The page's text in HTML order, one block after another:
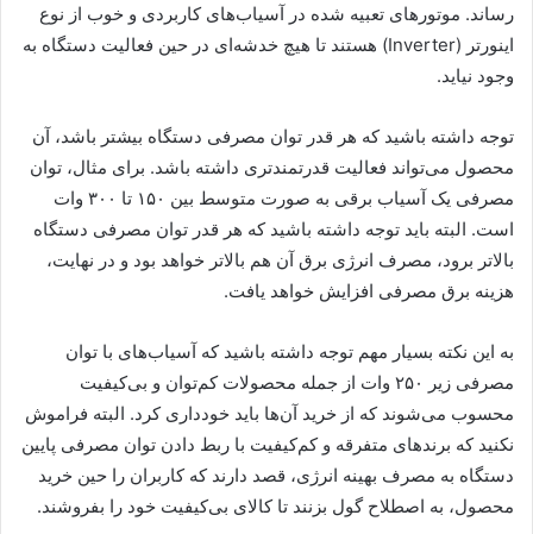
رساند. موتورهای تعبیه‌ شده در آسیاب‌های کاربردی و خوب از نوع
اینورتر (Inverter) هستند تا هیچ خدشه‌ای در حین فعالیت دستگاه به
وجود نیاید.
توجه داشته باشید که هر قدر توان مصرفی دستگاه بیشتر باشد، آن
محصول می‌تواند فعالیت قدرتمندتری داشته باشد. برای مثال، توان
مصرفی یک آسیاب برقی به صورت متوسط بین ۱۵۰ تا ۳۰۰ وات
است. البته باید توجه داشته باشید که هر قدر توان مصرفی دستگاه
بالاتر برود، مصرف انرژی برق آن هم بالاتر خواهد بود و در نهایت،
هزینه برق مصرفی افزایش خواهد یافت.
به این نکته بسیار مهم توجه داشته باشید که آسیاب‌های با توان
مصرفی زیر ۲۵۰ وات از جمله محصولات کم‌توان و بی‌کیفیت
محسوب می‌شوند که از خرید آن‌ها باید خودداری کرد. البته فراموش
نکنید که برندهای متفرقه و کم‌کیفیت با ربط دادن توان مصرفی پایین
دستگاه به مصرف بهینه انرژی، قصد دارند که کاربران را حین خرید
محصول، به اصطلاح گول بزنند تا کالای بی‌کیفیت خود را بفروشند.